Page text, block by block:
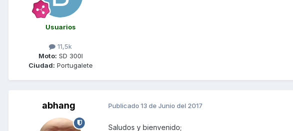
Usuarios
11,5k
Moto: SD 300I
Ciudad: Portugalete
abhang Publicado 13 de Junio del 2017
Saludos y bienvenido;